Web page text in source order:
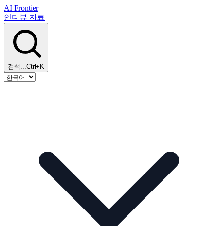
AI Frontier
인터뷰 자료
검색...Ctrl+K